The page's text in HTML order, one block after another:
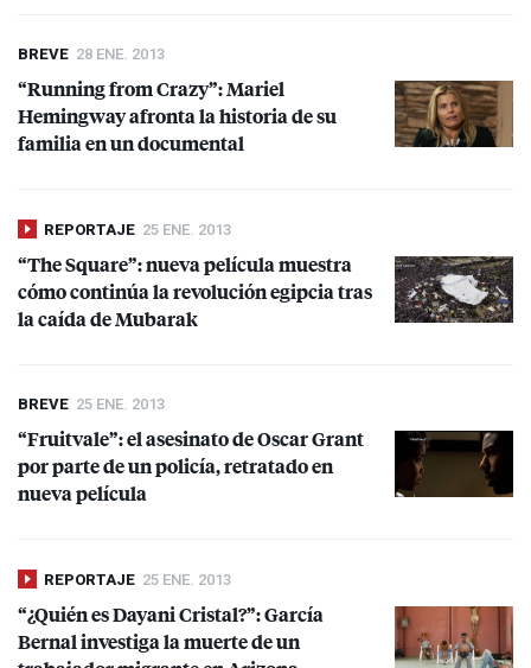
BREVE 28 ENE. 2013
“Running from Crazy”: Mariel
Hemingway afronta la historia de su
familia en un documental
REPORTAJE 25 ENE. 2013
“The Square”: nueva película muestra
cómo continúa la revolución egipcia tras
la caída de Mubarak
BREVE 25 ENE. 2013
“Fruitvale”: el asesinato de Oscar Grant
por parte de un policía, retratado en
nueva película
REPORTAJE 25 ENE. 2013
“¿Quién es Dayani Cristal?”: García
Bernal investiga la muerte de un